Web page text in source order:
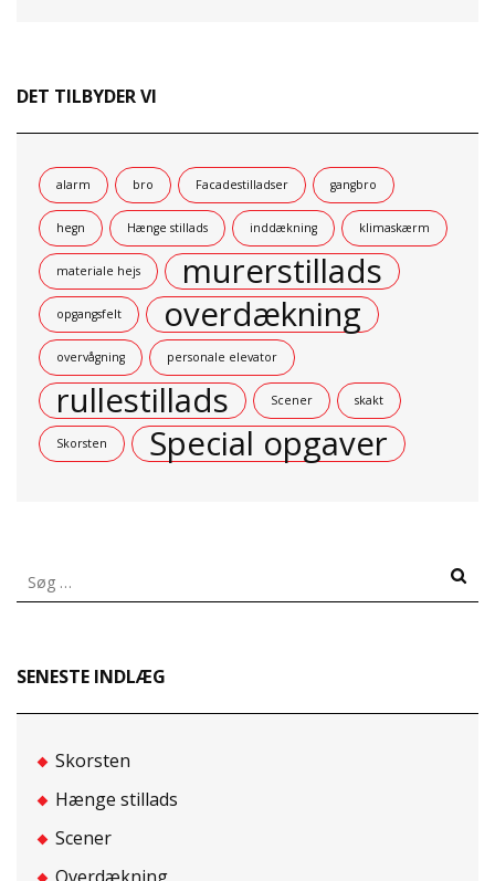
DET TILBYDER VI
alarm bro Facadestilladser gangbro
hegn Hænge stillads inddækning klimaskærm
materiale hejs murerstillads
opgangsfelt overdækning
overvågning personale elevator
rullestillads Scener skakt
Skorsten Special opgaver
Søg
efter:
SENESTE INDLÆG
Skorsten
Hænge stillads
Scener
Overdækning